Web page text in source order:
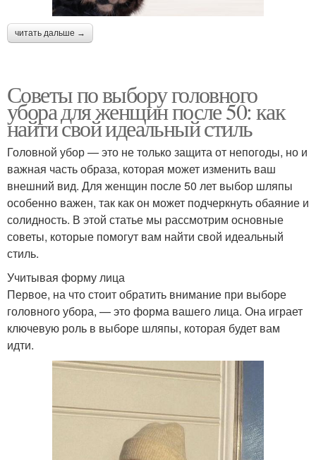
читать дальше →
Советы по выбору головного
убора для женщин после 50: как
найти свой идеальный стиль
Головной убор — это не только защита от непогоды, но и
важная часть образа, которая может изменить ваш
внешний вид. Для женщин после 50 лет выбор шляпы
особенно важен, так как он может подчеркнуть обаяние и
солидность. В этой статье мы рассмотрим основные
советы, которые помогут вам найти свой идеальный
стиль.
Учитывая форму лица
Первое, на что стоит обратить внимание при выборе
головного убора, — это форма вашего лица. Она играет
ключевую роль в выборе шляпы, которая будет вам
идти.